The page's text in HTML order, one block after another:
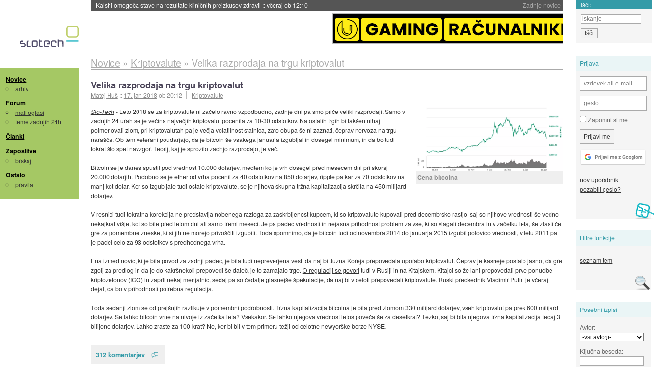
Zadnje novice
Sandisk že prodal več kot polovico SSD-jev za naslednji dve leti::včeraj ob 11:37 Išči:
Novice
arhiv
Forum
mali oglasi
teme zadnjih 24h
Članki
Zaposlitve
brskaj
Ostalo
pravila
Prijava
Zapomni si me
nov uporabnik
pozabili geslo?
Hitre funkcije
seznam tem
Posebni izpisi
Avtor:
Ključna beseda:
Novice » Kriptovalute » Velika razprodaja na trgu kriptovalut
Velika razprodaja na trgu kriptovalut
Matej Huš :: 17. jan 2018ob 20:12 Kriptovalute
Cena bitcoina
Slo-Tech- Leto 2018 se za kriptovalute ni začelo ravno vzpodbudno, zadnje dni pa smo priče veliki razprodaji. Samo v
zadnjih 24 urah se je večina največjih kriptovalut pocenila za 10-30 odstotkov. Na ostalih trgih bi takšen nihaj
poimenovali zlom, pri kriptovalutah pa je večja volatilnost stalnica, zato obupa še ni zaznati, čeprav nervoza na trgu
narašča. Ob tem veterani poudarjajo, da je bitcoin še vsakega januarja izgubljal in dosegel minimum, in da bo tudi
tokrat šlo spet navzgor. Teorij, kaj je sprožilo zadnjo razprodajo, je več.
Bitcoin se je danes spustil pod vrednost 10.000 dolarjev, medtem ko je vrh dosegel pred mesecem dni pri skoraj
20.000 dolarjih. Podobno se je ether od vrha pocenil za 40 odstotkov na 850 dolarjev, ripple pa kar za 70 odstotkov na
manj kot dolar. Ker so izgubljale tudi ostale kriptovalute, se je njihova skupna tržna kapitalizacija skrčila na 450 milijard
dolarjev.
V resnici tudi tokratna korekcija ne predstavlja nobenega razloga za zaskrbljenost kupcem, ki so kriptovalute kupovali pred decembrsko rastjo, saj so njihove vrednosti še vedno
nekajkrat višje, kot so bile pred letom dni ali samo tremi meseci. Je pa padec vrednosti in nejasna prihodnost problem za vse, ki so vlagali decembra in v začetku leta, še zlasti če
gre za pomembne zneske, ki si jih ne morejo privoščiti izgubiti. Toda spomnimo, da je bitcoin tudi od novembra 2014 do januarja 2015 izgubil polovico vrednosti, v letu 2011 pa
je padel celo za 93 odstotkov s predhodnega vrha.
Ena izmed novic, ki je bila povod za zadnji padec, je bila tudi nepreverjena vest, da naj bi Južna Koreja prepovedala uporabo kriptovalut. Čeprav je kasneje postalo jasno, da gre
zgolj za predlog in da je do kakršnekoli prepovedi še daleč, je to zamajalo trge. O regulaciji se govori tudi v Rusiji in na Kitajskem. Kitajci so že lani prepovedali prve ponudbe
kriptožetonov (ICO) in zaprli nekaj menjalnic, sedaj pa so čedalje glasnejše špekulacije, da naj bi v celoti prepovedali kriptovalute. Ruski predsednik Vladimir Putin je včeraj
dejal, da bo v prihodnosti potrebna regulacija.
Toda sedanji zlom se od prejšnjih razlikuje v pomembni podrobnosti. Tržna kapitalizacija bitcoina je bila pred zlomom 330 milijard dolarjev, vseh kriptovalut pa prek 600 milijard
dolarjev. Se lahko bitcoin vrne na nivoje iz začetka leta? Vsekakor. Se lahko njegova vrednost letos poveča še za desetkrat? Težko, saj bi bila njegova tržna kapitalizacija tedaj 3
bilijone dolarjev. Lahko zraste za 100-krat? Ne, ker bi bil v tem primeru težji od celotne newyorške borze NYSE.
312 komentarjev